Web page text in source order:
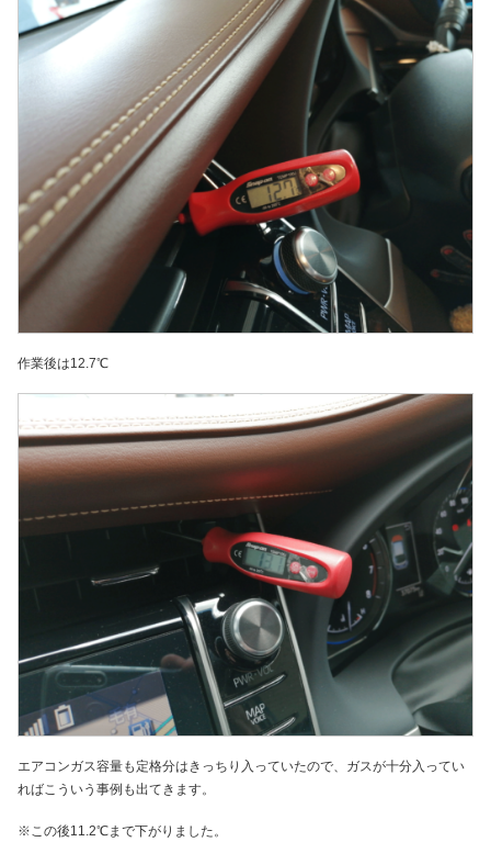
作業後は12.7℃
エアコンガス容量も定格分はきっちり入っていたので、ガスが十分入ってい
ればこういう事例も出てきます。
※この後11.2℃まで下がりました。